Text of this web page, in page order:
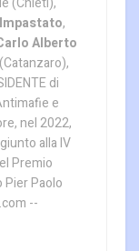
,
Alberto
di
e
nel 2022,
alla IV
Premio
Pier Paolo
--